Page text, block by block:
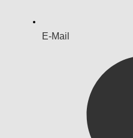
E-Mail